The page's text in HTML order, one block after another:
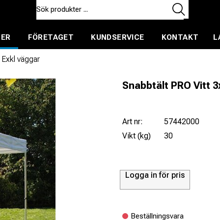
FÖRETAGET KUNDSERVICE KONTAKT
väggar
Snabbtält PRO Vitt
Art nr:
57442000
Vikt (kg)
30
Logga in för pris
Beställningsvara